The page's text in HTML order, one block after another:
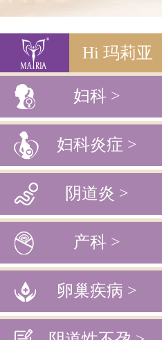
Hi 玛莉亚
妇科 >
妇科炎症 >
阴道炎 >
产科 >
卵巢疾病 >